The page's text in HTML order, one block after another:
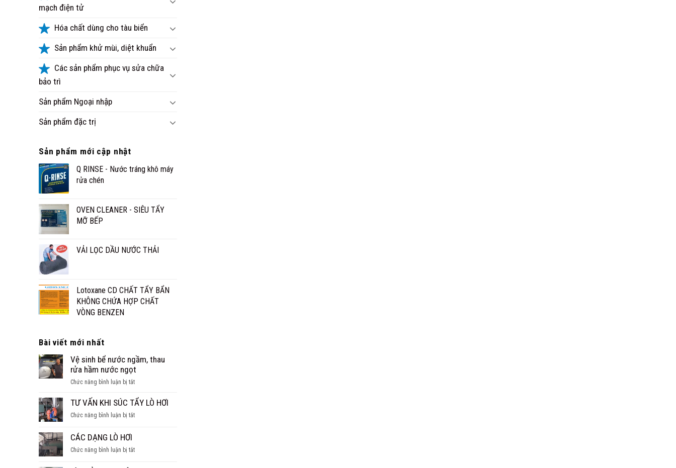
mạch điện tử
Hóa chất dùng cho tàu biển
Sản phẩm khử mùi, diệt khuẩn
Các sản phẩm phục vụ sửa chữa
bảo trì
Sản phẩm Ngoại nhập
Sản phẩm đặc trị
Sản phẩm mới cập nhật
Q RINSE - Nước tráng khô máy
rửa chén
OVEN CLEANER - SIÊU TẨY
MỠ BẾP
VẢI LỌC DẦU NƯỚC THẢI
Lotoxane CD CHẤT TẨY BẨN
KHÔNG CHỨA HỢP CHẤT
VÒNG BENZEN
Bài viết mới nhất
Vệ sinh bể nước ngầm, thau
rửa hầm nước ngọt
Chức năng bình luận bị tắtở
sinh
nước
rửa
TƯ VẤN KHI SÚC TẨY LÒ HƠI
Chức năng bình luận bị tắtở
SÚC
CÁC DẠNG LÒ HƠI
Chức năng bình luận bị tắtở